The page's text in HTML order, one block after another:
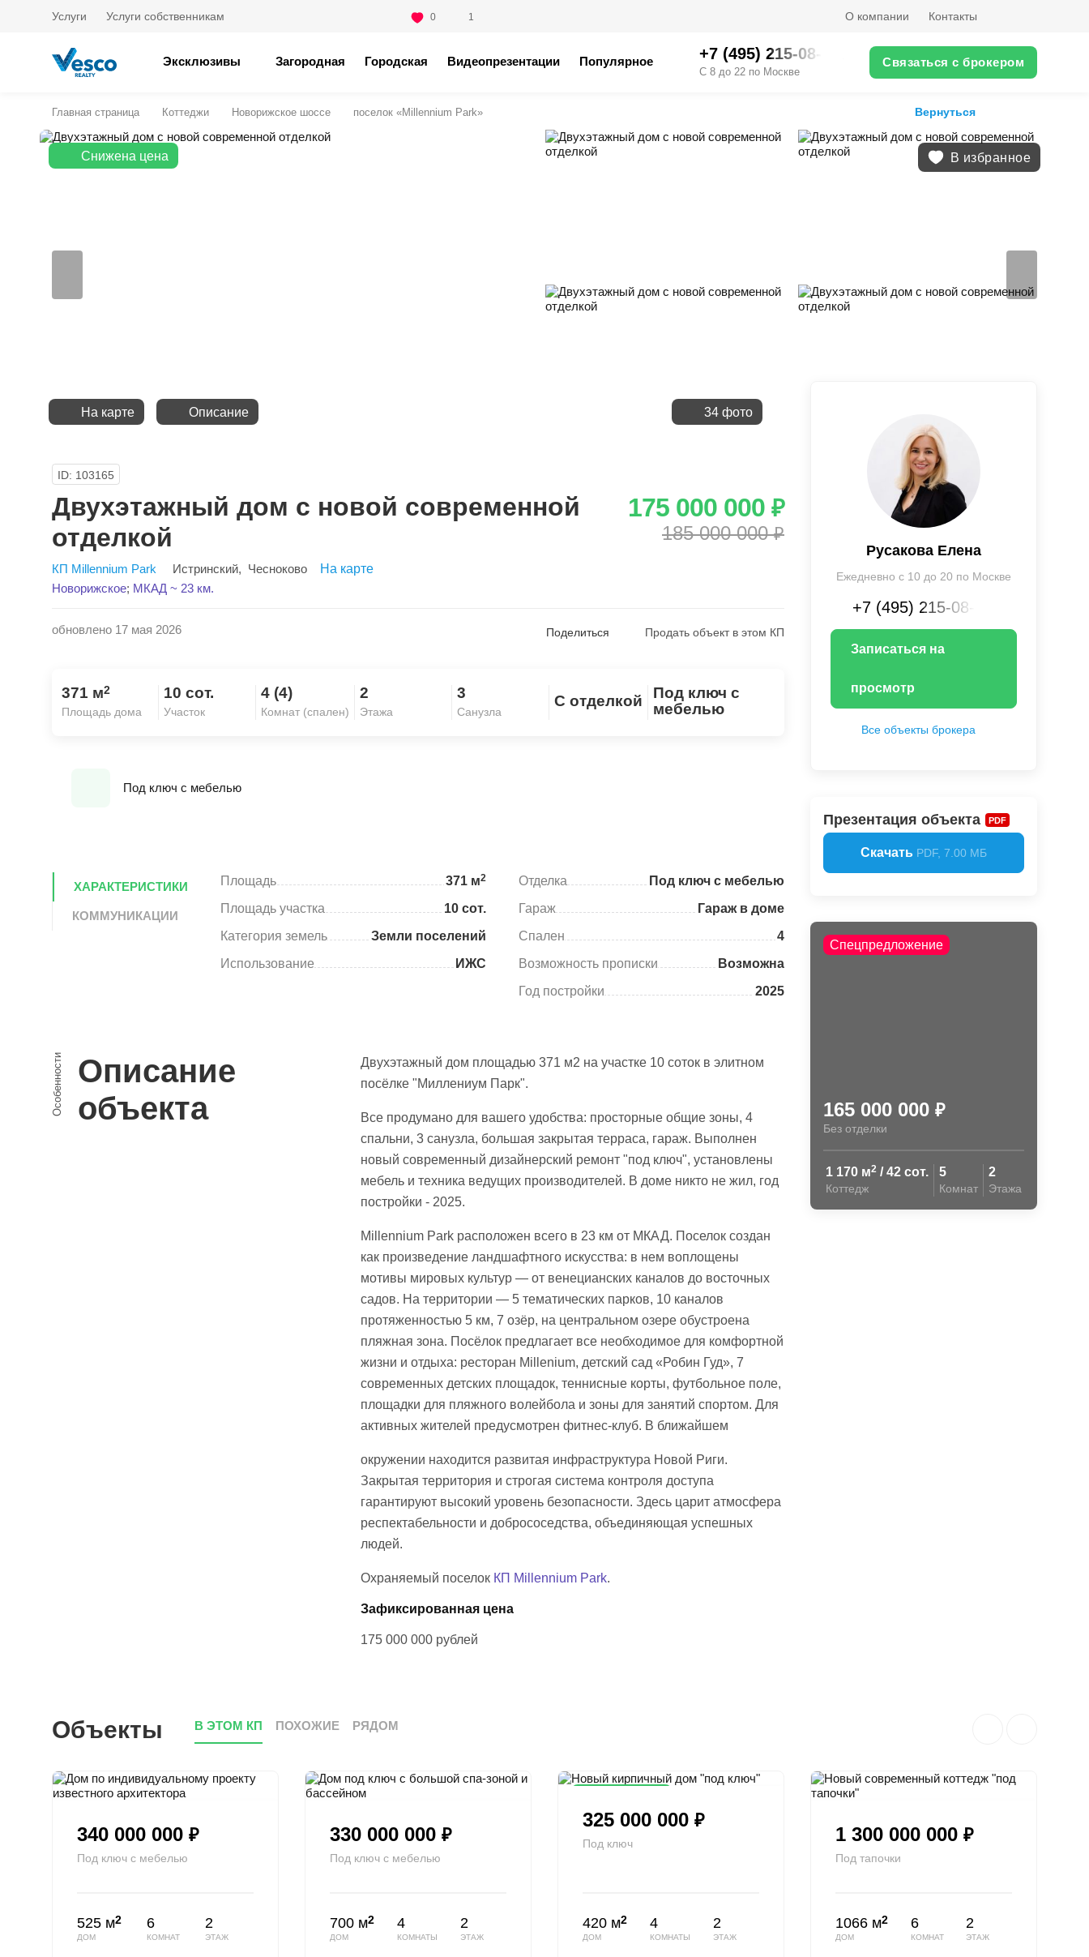
Услуги Услуги собственникам 0 1 О компании Контакты
Эксклюзивы Загородная Городская Видеопрезентации Популярное +7 (495) 215-08-XX
С 8 до 22 по Москве
Связаться с брокером
Главная страница Коттеджи Новорижское шоссе поселок «Millennium Park» Вернуться
Снижена цена В избранное
На карте Описание 34 фото
ID: 103165
Двухэтажный дом с новой современной
отделкой
175 000 000 ₽
185 000 000 ₽
КП Millennium Park Истринский, Чесноково
На карте
Новорижское; МКАД ~ 23 км.
обновлено 17 мая 2026 Поделиться
Скопировать ссылку
Продать объект в этом КП
371 м2
Площадь дома
10 сот.
Участок
4 (4)
Комнат (спален)
2
Этажа
3
Санузла
С отделкой
Под ключ с
мебелью
Под ключ с мебелью
ХАРАКТЕРИСТИКИ
КОММУНИКАЦИИ
Площадь 371 м2
Площадь участка
10 сот.
Категория земель
Земли поселений
Использование
ИЖС
Отделка
Под ключ с мебелью
Гараж
Гараж в доме
Спален
4
Возможность прописки
Возможна
Год постройки
2025
Особенности Описание
объекта
Двухэтажный дом площадью 371 м2 на участке 10 соток в элитном
посёлке "Миллениум Парк".
Все продумано для вашего удобства: просторные общие зоны, 4
спальни, 3 санузла, большая закрытая терраса, гараж. Выполнен
новый современный дизайнерский ремонт "под ключ", установлены
мебель и техника ведущих производителей. В доме никто не жил, год
постройки - 2025.
Millennium Park расположен всего в 23 км от МКАД. Поселок создан
как произведение ландшафтного искусства: в нем воплощены
мотивы мировых культур — от венецианских каналов до восточных
садов. На территории — 5 тематических парков, 10 каналов
протяженностью 5 км, 7 озёр, на центральном озере обустроена
пляжная зона. Посёлок предлагает все необходимое для комфортной
жизни и отдыха: ресторан Millenium, детский сад «Робин Гуд», 7
современных детских площадок, теннисные корты, футбольное поле,
площадки для пляжного волейбола и зоны для занятий спортом. Для
активных жителей предусмотрен фитнес-клуб. В ближайшем
окружении находится развитая инфраструктура Новой Риги.
Закрытая территория и строгая система контроля доступа
гарантируют высокий уровень безопасности. Здесь царит атмосфера
респектабельности и добрососедства, объединяющая успешных
людей.
Охраняемый поселок КП Millennium Park.
Зафиксированная цена
175 000 000 рублей
Русакова Елена
Ежедневно с 10 до 20 по Москве
+7 (495) 215-08-XX
Записаться на
просмотр
Все объекты брокера
Презентация объекта PDF
Скачать PDF, 7.00 МБ
Спецпредложение
165 000 000 ₽
Без отделки
1 170 м2 / 42 сот.
Коттедж
5
Комнат
2
Этажа
Объекты В ЭТОМ КП ПОХОЖИЕ РЯДОМ
340 000 000 ₽
Под ключ с мебелью
525 м2
ДОМ
6
КОМНАТ
2
ЭТАЖ
330 000 000 ₽
Под ключ с мебелью
700 м2
ДОМ
4
КОМНАТЫ
2
ЭТАЖ
325 000 000 ₽
Под ключ
420 м2
ДОМ
4
КОМНАТЫ
2
ЭТАЖ
1 300 000 000 ₽
Под тапочки
1066 м2
ДОМ
6
КОМНАТ
2
ЭТАЖ